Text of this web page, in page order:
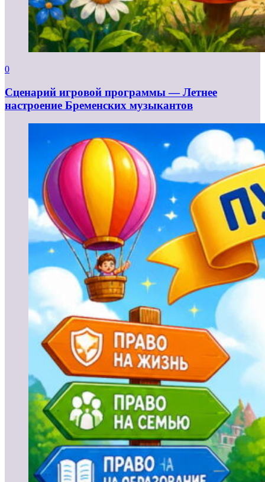
0
Сценарий игровой программы — Летнее
настроение Бременских музыкантов